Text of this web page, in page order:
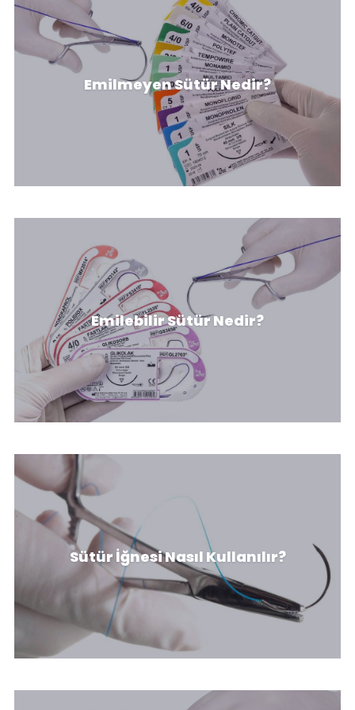
Emilmeyen Sütür Nedir?
Emilmeyen Sütür Nedir, Nerelerde
Kullanılır?
Emilebilir Sütür Nedir?
Emilebilir Sütür Nedir, Nerelerde
Kullanılır?
Sütür İğnesi Nasıl Kullanılır?
Cerrahi Ameliyat İpliği İğnesi Nasıl
Kullanılır?